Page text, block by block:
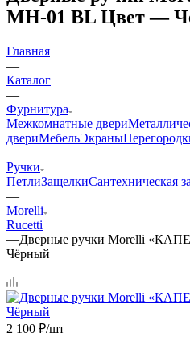
MH-01 BL Цвет —
Главная
—
Каталог
—
Фурнитура
Межкомнатные двери
двериМебельЭкраны
—
Ручки
ПетлиЗащелкиСантехническая
—
Morelli
Rucetti
—Дверные ручки Morelli
Чёрный
2 100 ₽/шт